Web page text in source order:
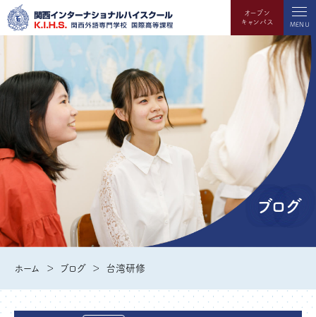
オープン
キャンパス
MENU
ブログ
ホーム ブログ 台湾研修